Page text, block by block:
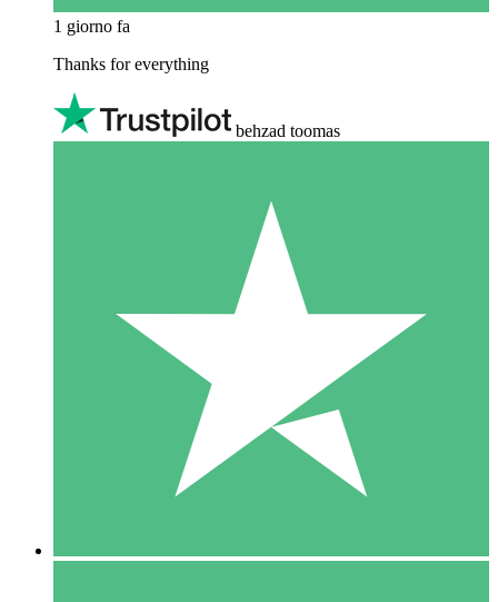
1 giorno fa
Thanks for everything
behzad toomas